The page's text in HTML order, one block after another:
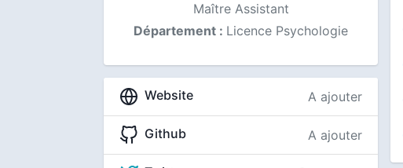
Maître Assistant
Département : Licence Psychologie
Website A ajouter
Github A ajouter